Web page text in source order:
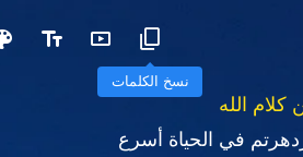
نسخ الكلمات
كلام الله
في الحياة أسرع